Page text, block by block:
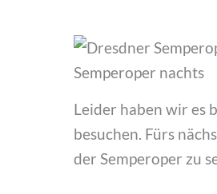
Semperoper nachts
Leider haben wir es
besuchen. Fürs
der Semperoper zu